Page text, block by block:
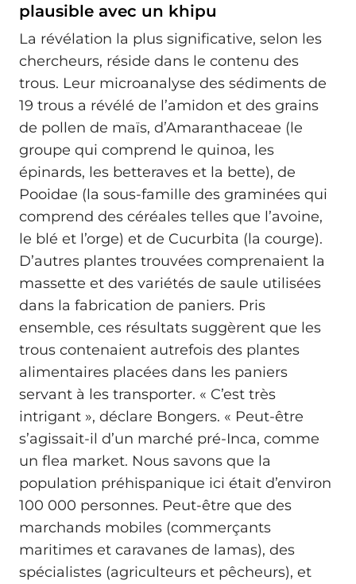
plausible avec un khipu
La révélation la plus significative, selon les
chercheurs, réside dans le contenu des
trous. Leur microanalyse des sédiments de
19 trous a révélé de l’amidon et des grains
de pollen de maïs, d’Amaranthaceae (le
groupe qui comprend le quinoa, les
épinards, les betteraves et la bette), de
Pooidae (la sous-famille des graminées qui
comprend des céréales telles que l’avoine,
le blé et l’orge) et de Cucurbita (la courge).
D’autres plantes trouvées comprenaient la
massette et des variétés de saule utilisées
dans la fabrication de paniers. Pris
ensemble, ces résultats suggèrent que les
trous contenaient autrefois des plantes
alimentaires placées dans les paniers
servant à les transporter. « C’est très
intrigant », déclare Bongers. « Peut-être
s’agissait-il d’un marché pré-Inca, comme
un flea market. Nous savons que la
population préhispanique ici était d’environ
100 000 personnes. Peut-être que des
marchands mobiles (commerçants
maritimes et caravanes de lamas), des
spécialistes (agriculteurs et pêcheurs), et